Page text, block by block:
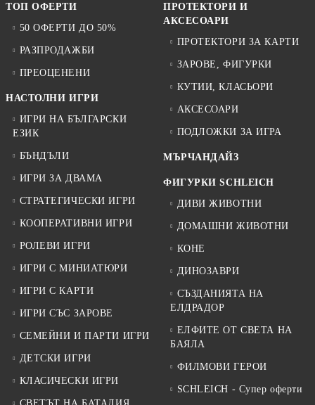
ТОП ОФЕРТИ
50 ОФЕРТИ ДО 50%
РАЗПРОДАЖБИ
ПРЕОЦЕНЕНИ
НАСТОЛНИ ИГРИ
ИГРИ НА БЪЛГАРСКИ
ЕЗИК
БЪНДЪЛИ
ИГРИ ЗА ДВАМА
СТРАТЕГИЧЕСКИ ИГРИ
КООПЕРАТИВНИ ИГРИ
РОЛЕВИ ИГРИ
ИГРИ С МИНИАТЮРИ
ИГРИ С КАРТИ
ИГРИ СЪС ЗАРОВЕ
СЕМЕЙНИ И ПАРТИ ИГРИ
ДЕТСКИ ИГРИ
КЛАСИЧЕСКИ ИГРИ
ПРОТЕКТОРИ И
АКСЕСОАРИ
ПРОТЕКТОРИ ЗА КАРТИ
ЗАРОВЕ, ФИГУРКИ
КУТИИ, КЛАСЬОРИ
АКСЕСОАРИ
ПОДЛОЖКИ ЗА ИГРА
МЪРЧАНДАЙЗ
ФИГУРКИ SCHLEICH
ДИВИ ЖИВОТНИ
ДОМАШНИ ЖИВОТНИ
КОНЕ
ДИНОЗАВРИ
СЪЗДАНИЯТА НА
ЕЛДРАДОР
ЕЛФИТЕ ОТ СВЕТА НА
БАЯЛА
ФИЛМОВИ ГЕРОИ
SCHLEICH - Супер оферти